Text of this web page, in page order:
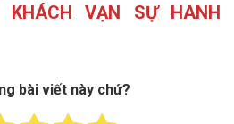
KHÁCH VẠN SỰ HANH
bài viết này chứ?